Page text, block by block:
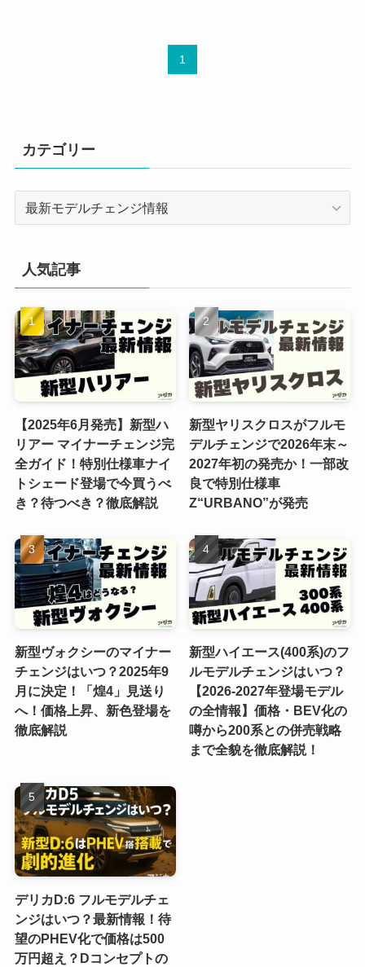
1
カテゴリー
ー
人気記事
【2025年6月発売】新型ハ
リアー マイナーチェンジ完
全ガイド！特別仕様車ナイ
トシェード登場で今買うべ
き？待つべき？徹底解説
新型ヤリスクロスがフルモ
デルチェンジで2026年末～
2027年初の発売か！一部改
良で特別仕様車
Z“URBANO”が発売
新型ヴォクシーのマイナー
チェンジはいつ？2025年9
月に決定！「煌4」見送り
へ！価格上昇、新色登場を
徹底解説
新型ハイエース(400系)のフ
ルモデルチェンジはいつ？
【2026-2027年登場モデル
の全情報】価格・BEV化の
噂から200系との併売戦略
まで全貌を徹底解説！
デリカD:6 フルモデルチェ
ンジはいつ？最新情報！待
望のPHEV化で価格は500
万円超え？Dコンセプトの